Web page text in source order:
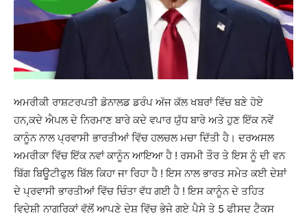
ਅਮਰੀਕੀ ਰਾਸ਼ਟਰਪਤੀ ਡੋਨਾਲਡ ਡਰੰਪ ਅੱਜ ਕੱਲ ਖਬਰਾਂ ਵਿੱਚ ਬਣੇ ਹੋਏ
ਹਨ,ਕਦੇ ਐਪਲ ਦੇ ਨਿਰਮਾਣ ਬਾਰੇ ਕਦੇ ਵਪਾਰ ਯੁੱਧ ਬਾਰੇ ਅਤੇ ਹੁਣ ਇੱਕ ਨਵੇਂ
ਕਾਨੂੰਨ ਨਾਲ ਪ੍ਰਵਾਸੀ ਭਾਰਤੀਆਂ ਵਿੱਚ ਹਲਚਲ ਮਚਾ ਦਿੱਤੀ ਹੈ। ਦਰਅਸਲ
ਅਮਰੀਕਾ ਵਿੱਚ ਇੱਕ ਨਵਾਂ ਕਾਨੂੰਨ ਆਇਆ ਹੈ ! ਰਸਮੀ ਤੌਰ ਤੇ ਇਸ ਨੂੰ ਦੀ ਵਨ
ਬਿੱਗ ਬਿਊਟੀਫੁਲ ਬਿੱਲ ਕਿਹਾ ਜਾ ਰਿਹਾ ਹੈ ! ਇਸ ਨਾਲ ਭਾਰਤ ਸਮੇਤ ਕਈ ਦੇਸ਼ਾਂ
ਦੇ ਪ੍ਰਵਾਸੀ ਭਾਰਤੀਆਂ ਵਿੱਚ ਚਿੰਤਾ ਵੱਧ ਗਈ ਹੈ ! ਇਸ ਕਾਨੂੰਨ ਦੇ ਤਹਿਤ
ਵਿਦੇਸ਼ੀ ਨਾਗਰਿਕਾਂ ਵੱਲੋਂ ਆਪਣੇ ਦੇਸ਼ ਵਿੱਚ ਭੇਜੇ ਗਏ ਪੈਸੇ ਤੇ 5 ਫੀਸਦ ਟੈਕਸ